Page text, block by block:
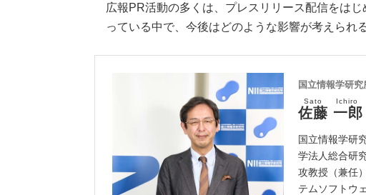
広報PR活動の多くは、プレスリリース配信をは
っている中で、今後はどのような影響が考えられ
国立情報学研
佐藤 一郎
Sato Ichiro
国立情報学研
学法人総合研
攻教授（兼任
テムソフトウ